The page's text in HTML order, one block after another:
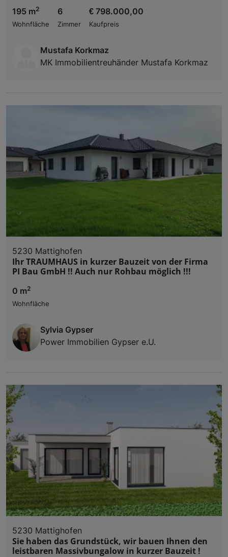
195 m2
Wohnfläche
6
Zimmer
€ 798.000,00
Kaufpreis
Mustafa Korkmaz
MK Immobilientreuhänder Mustafa Korkmaz
5230 Mattighofen
Ihr TRAUMHAUS in kurzer Bauzeit von der Firma
PI Bau GmbH !! Auch nur Rohbau möglich !!!
0 m2
Wohnfläche
Sylvia Gypser
Power Immobilien Gypser e.U.
5230 Mattighofen
Sie haben das Grundstück, wir bauen Ihnen den
leistbaren Massivbungalow in kurzer Bauzeit !